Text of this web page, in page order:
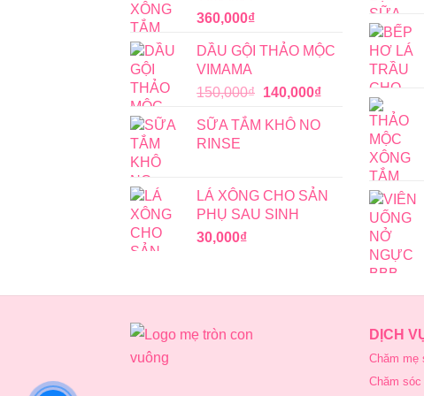
360,000₫
DẦU GỘI THẢO MỘC
VIMAMA
150,000₫ Giá
là:
140,000₫Giá
tại
140,000₫.
SỮA TẮM KHÔ NO
RINSE
LÁ XÔNG CHO SẢN
PHỤ SAU SINH
30,000₫
DỊCH
Chăm mẹ
Chăm